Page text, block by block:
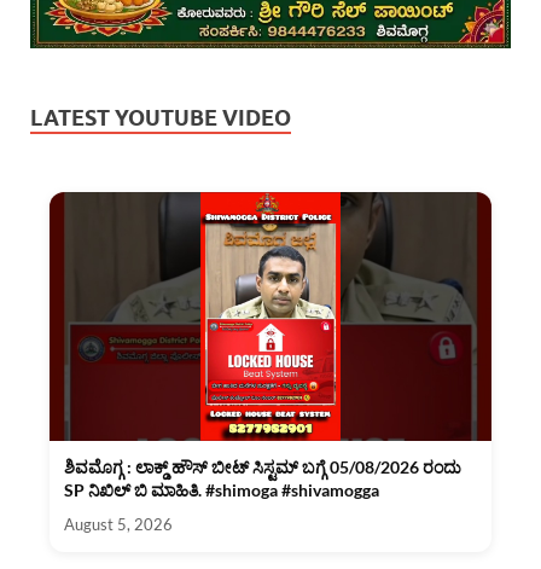
LATEST YOUTUBE VIDEO
ಶಿವಮೊಗ್ಗ : ಲಾಕ್ಡ್ ಹೌಸ್ ಬೀಟ್ ಸಿಸ್ಟಮ್ ಬಗ್ಗೆ 05/08/2026 ರಂದು
SP ನಿಖಿಲ್ ಬಿ ಮಾಹಿತಿ. #shimoga #shivamogga
August 5, 2026